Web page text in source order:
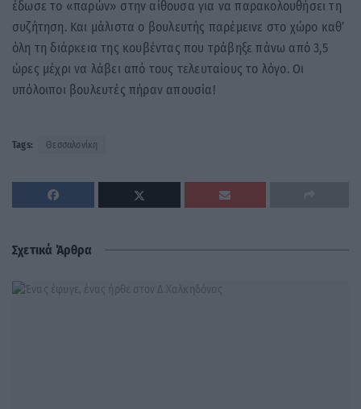
έδωσε το «παρών» στην αίθουσα για να παρακολουθήσει τη
συζήτηση. Και μάλιστα ο βουλευτής παρέμεινε στο χώρο καθ’
όλη τη διάρκεια της κουβέντας που τράβηξε πάνω από 3,5
ώρες μέχρι να λάβει από τους τελευταίους το λόγο. Οι
υπόλοιποι βουλευτές πήραν απουσία!
Tags: Θεσσαλονίκη
Σχετικά Άρθρα